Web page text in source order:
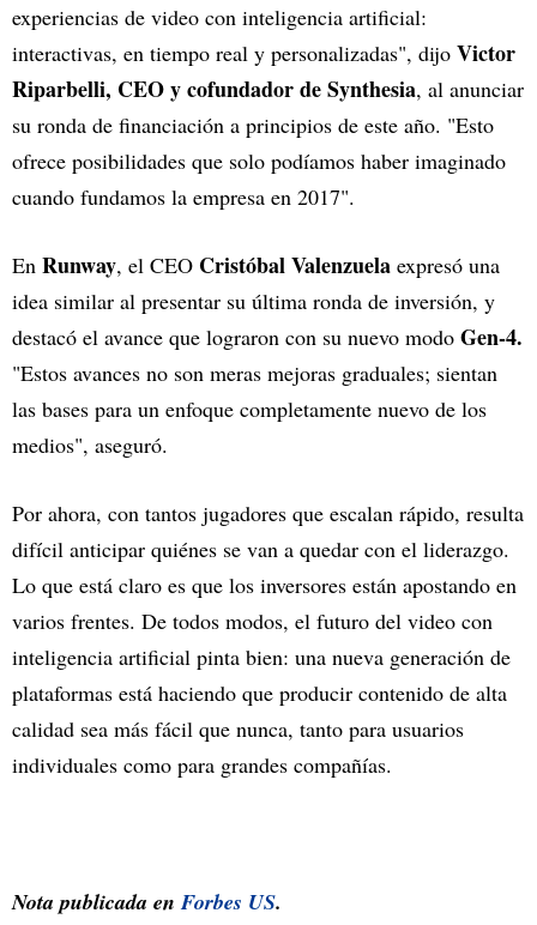
experiencias de video con inteligencia artificial:
interactivas, en tiempo real y personalizadas", dijo Victor
Riparbelli, CEO y cofundador de Synthesia, al anunciar
su ronda de financiación a principios de este año. "Esto
ofrece posibilidades que solo podíamos haber imaginado
cuando fundamos la empresa en 2017".
En Runway, el CEO Cristóbal Valenzuela expresó una
idea similar al presentar su última ronda de inversión, y
destacó el avance que lograron con su nuevo modo Gen-4.
"Estos avances no son meras mejoras graduales; sientan
las bases para un enfoque completamente nuevo de los
medios", aseguró.
Por ahora, con tantos jugadores que escalan rápido, resulta
difícil anticipar quiénes se van a quedar con el liderazgo.
Lo que está claro es que los inversores están apostando en
varios frentes. De todos modos, el futuro del video con
inteligencia artificial pinta bien: una nueva generación de
plataformas está haciendo que producir contenido de alta
calidad sea más fácil que nunca, tanto para usuarios
individuales como para grandes compañías.
Nota publicada enForbes US.